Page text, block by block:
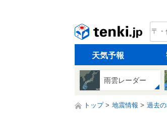
天気予報
雨雲レーダー
トップ 地震情報 過去